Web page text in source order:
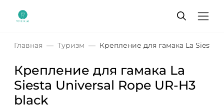
Главная Туризм Крепление для гамака La Siesta
Крепление для гамака La
Siesta Universal Rope UR-H3
black